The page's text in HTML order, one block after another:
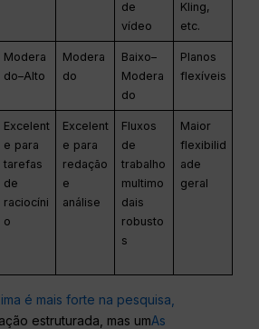
de
vídeo
Kling,
etc.
Modera
do–Alto
Modera
do
Baixo–
Modera
do
Planos
flexíveis
Excelent
e para
tarefas
de
raciocíni
o
Excelent
e para
redação
e
análise
Fluxos
de
trabalho
multimo
dais
robusto
s
Maior
flexibilid
ade
geral
é mais forte na pesquisa,
estruturada, mas umAs